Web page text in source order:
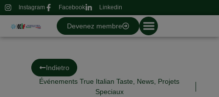
Instagram Facebook Linkedin
Devenez membre
Indietro
Événements True Italian Taste
News Projets
Speciaux